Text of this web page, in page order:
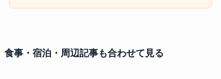
食事・宿泊・周辺記事も合わせて見る